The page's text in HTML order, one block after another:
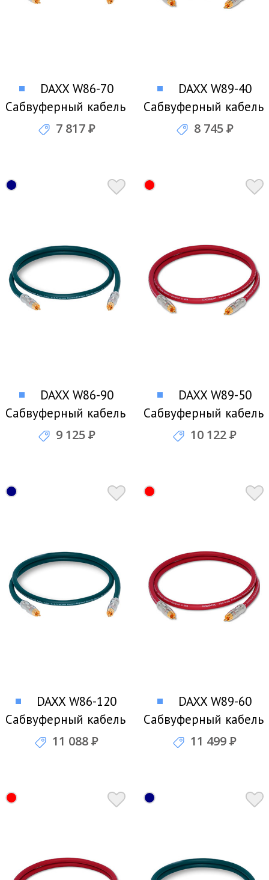
DAXX W86-70
Сабвуферный кабель
7 817Р
DAXX W89-40
Сабвуферный кабель
8 745Р
DAXX W86-90
Сабвуферный кабель
9 125Р
DAXX W89-50
Сабвуферный кабель
10 122Р
DAXX W86-120
Сабвуферный кабель
11 088Р
DAXX W89-60
Сабвуферный кабель
11 499Р